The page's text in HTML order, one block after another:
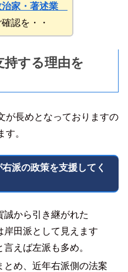
治家・著述業
認を・・
持する理由を
が長めとなっておりますの
。
派の政策を支援してく
誠から引き継がれた
岸田派として見えます
えば左派も多め。
とめ、近年右派側の法案